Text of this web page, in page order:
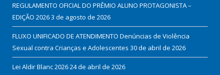
REGULAMENTO OFICIAL DO PRÊMIO ALUNO PROTAGONISTA –
EDIÇÃO 20263 de agosto de 2026
FLUXO UNIFICADO DE ATENDIMENTO Denúncias de Violência
Sexual contra Crianças e Adolescentes 30 de abril de 2026
Lei Aldir Blanc 202624 de abril de 2026